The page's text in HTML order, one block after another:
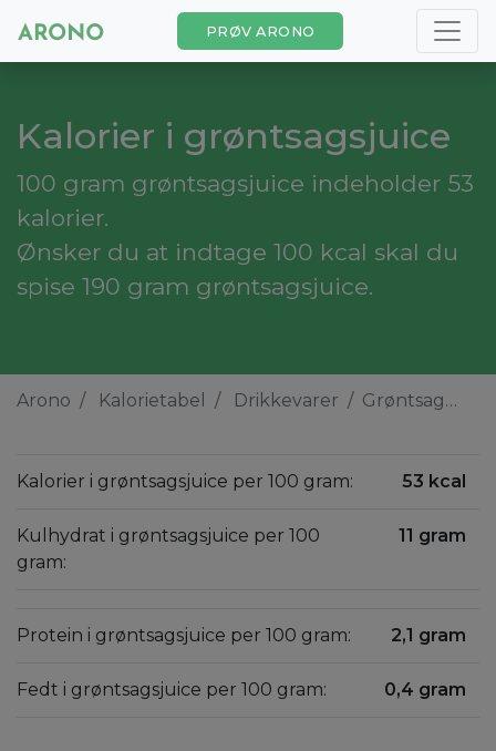
PRØV ARONO
Kalorier i grøntsagsjuice
100 gram grøntsagsjuice indeholder 53
kalorier.
Ønsker du at indtage 100 kcal skal du
spise 190 gram grøntsagsjuice.
Arono Kalorietabel Drikkevarer Grøntsagsjuice
Kalorier i grøntsagsjuice per 100 gram: 53 kcal
Kulhydrat i grøntsagsjuice per 100
gram:
11 gram
Protein i grøntsagsjuice per 100 gram: 2,1 gram
Fedt i grøntsagsjuice per 100 gram: 0,4 gram